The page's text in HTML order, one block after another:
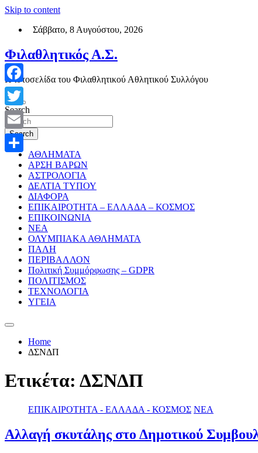
Skip to content
Σάββατο, 8 Αυγούστου, 2026
Φιλαθλητικός Α.Σ.
Η ιστοσελίδα του Φιλαθλητικού Αθλητικού Συλλόγου
Search
Search
ΑΘΛΗΜΑΤΑ
ΑΡΣΗ ΒΑΡΩΝ
ΑΣΤΡΟΛΟΓΙΑ
ΔΕΛΤΙΑ ΤΥΠΟΥ
ΔΙΑΦΟΡΑ
ΕΠΙΚΑΙΡΟΤΗΤΑ – ΕΛΛΑΔΑ – ΚΟΣΜΟΣ
ΕΠΙΚΟΙΝΩΝΙΑ
ΝΕΑ
ΟΛΥΜΠΙΑΚΑ ΑΘΛΗΜΑΤΑ
ΠΑΛΗ
ΠΕΡΙΒΑΛΛΟΝ
Πολιτική Συμμόρφωσης – GDPR
ΠΟΛΙΤΙΣΜΟΣ
ΤΕΧΝΟΛΟΓΙΑ
ΥΓΕΙΑ
Home
ΔΣΝΔΠ
Ετικέτα: ΔΣΝΔΠ
ΕΠΙΚΑΙΡΟΤΗΤΑ - ΕΛΛΑΔΑ - ΚΟΣΜΟΣ ΝΕΑ
Αλλαγή σκυτάλης στο Δημοτικού
Facebook
Twitter
Email
Μοιραστείτε